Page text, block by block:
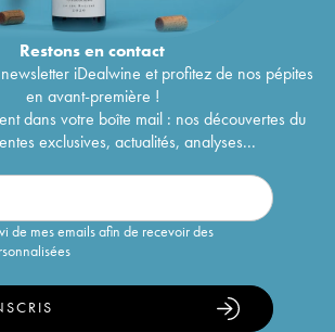
Restons encontact
iDealwine et profitez de nos pépites
en avant-première !
dans votre boîte mail : nos découvertes du
exclusives, actualités, analyses...
de mes emails afin de recevoir des